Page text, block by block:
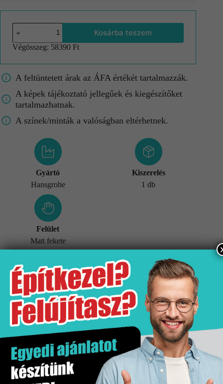
Kosárba teszem
Végösszeg: 58390 Ft
A feltüntetett árak az ÁFA értékét tartalmazzák.
A képek tájékoztató jellegűek és kiegészítőket
tartalmazhatnak.
A színek/minták a valóságban eltérhetnek.
Gyártó
Hansgrohe
Kiszerelés
1 db
Felület
Matt fekete
További információk
Tömeg 5 kg
Értékesítési egység db
Felület Matt fekete
Gyártó Hansgrohe